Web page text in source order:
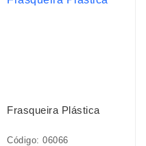
Frasqueira Plástica
Código: 06066